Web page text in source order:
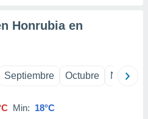
Honrubia en
Septiembre Octubre
Min: 18°C